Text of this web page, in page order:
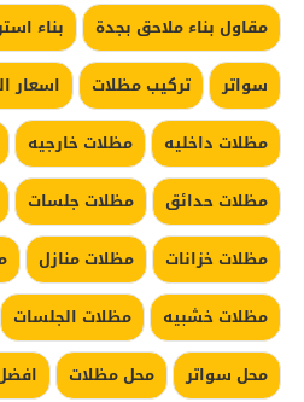
مقاول بناء ملاحق بجدة
بناء
سواتر
تركيب مظلات اسعار
مظلات داخليه
مظلات خارجيه
مظلات حدائق
مظلات جلسات
مظلات خزانات
مظلات منازل
مظلات خشبيه
مظلات الجلسات
محل سواتر
محل مظلات